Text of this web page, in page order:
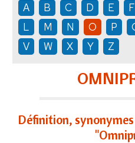
A B C D E F
L
M N O P
V
W X Y Z
Définition,